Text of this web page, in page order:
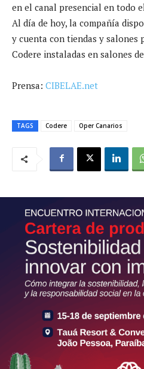
en el canal presencial en todo
Al día de hoy, la compañía
y cuenta con tiendas y salones
Codere instaladas en salones
Prensa: CIBELAE.net
TAGS Codere Oper Canarios